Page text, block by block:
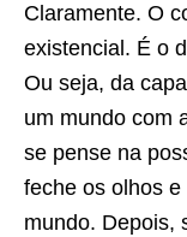
Claramente. O
existencial. É o
Ou seja, da
um mundo com
se pense na
feche os olhos
mundo. Depois,